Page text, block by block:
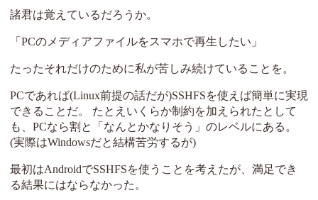
諸君は覚えているだろうか。
「PCのメディアファイルをスマホで再生したい」
たったそれだけのために私が苦しみ続けていることを。
PCであれば(Linux前提の話だが)SSHFSを使えば簡単に実現
できることだ。 たとえいくらか制約を加えられたとして
も、PCなら割と「なんとかなりそう」のレベルにある。
(実際はWindowsだと結構苦労するが)
最初はAndroidでSSHFSを使うことを考えたが、満足でき
る結果にはならなかった。